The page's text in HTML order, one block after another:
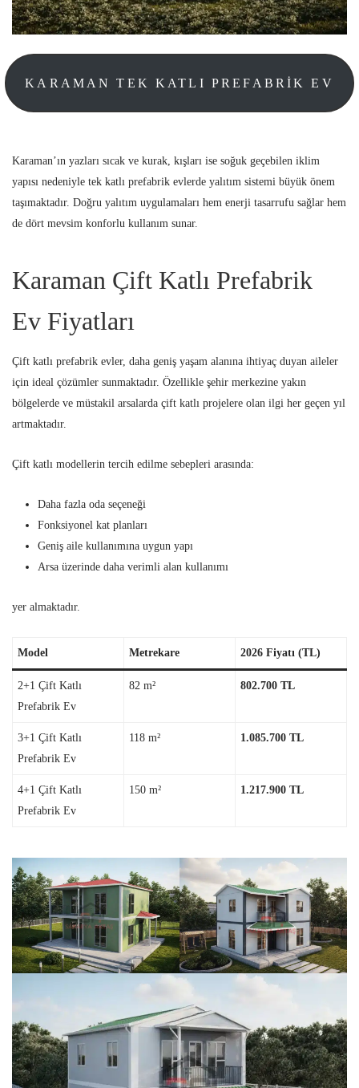
KARAMAN TEK KATLI PREFABRIK EV
Karaman’ın yazları sıcak ve kurak, kışları ise soğuk geçebilen iklim
yapısı nedeniyle tek katlı prefabrik evlerde yalıtım sistemi büyük önem
taşımaktadır. Doğru yalıtım uygulamaları hem enerji tasarrufu sağlar hem
de dört mevsim konforlu kullanım sunar.
Karaman Çift Katlı Prefabrik
Ev Fiyatları
Çift katlı prefabrik evler, daha geniş yaşam alanına ihtiyaç duyan aileler
için ideal çözümler sunmaktadır. Özellikle şehir merkezine yakın
bölgelerde ve müstakil arsalarda çift katlı projelere olan ilgi her geçen yıl
artmaktadır.
Çift katlı modellerin tercih edilme sebepleri arasında:
Daha fazla oda seçeneği
Fonksiyonel kat planları
Geniş aile kullanımına uygun yapı
Arsa üzerinde daha verimli alan kullanımı
yer almaktadır.
Model Metrekare 2026 Fiyatı (TL)
2+1 Çift Katlı
Prefabrik Ev
82 m² 802.700 TL
3+1 Çift Katlı
Prefabrik Ev
118 m² 1.085.700 TL
4+1 Çift Katlı
Prefabrik Ev
150 m² 1.217.900 TL